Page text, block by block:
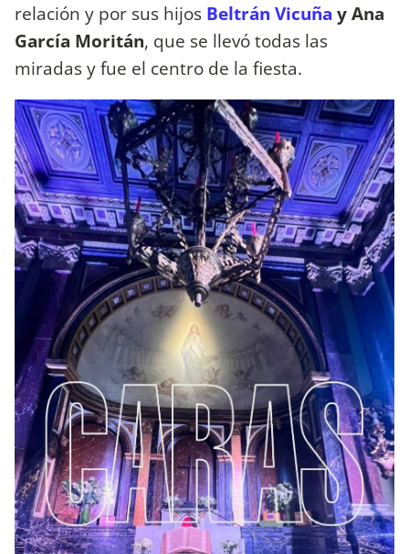
relación y por sus hijos Beltrán Vicuña y Ana
García Moritán, que se llevó todas las
miradas y fue el centro de la fiesta.